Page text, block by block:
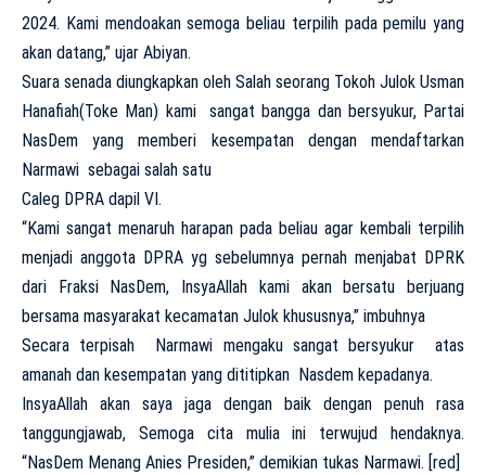
2024. Kami mendoakan semoga beliau terpilih pada pemilu yang
akan datang,” ujar Abiyan.
Suara senada diungkapkan oleh Salah seorang Tokoh Julok Usman
Hanafiah(Toke Man) kami sangat bangga dan bersyukur, Partai
NasDem yang memberi kesempatan dengan mendaftarkan
Narmawi sebagai salah satu
Caleg DPRA dapil VI.
“Kami sangat menaruh harapan pada beliau agar kembali terpilih
menjadi anggota DPRA yg sebelumnya pernah menjabat DPRK
dari Fraksi NasDem, InsyaAllah kami akan bersatu berjuang
bersama masyarakat kecamatan Julok khususnya,” imbuhnya
Secara terpisah Narmawi mengaku sangat bersyukur atas
amanah dan kesempatan yang dititipkan Nasdem kepadanya.
InsyaAllah akan saya jaga dengan baik dengan penuh rasa
tanggungjawab, Semoga cita mulia ini terwujud hendaknya.
“NasDem Menang Anies Presiden,” demikian tukas Narmawi. [red]